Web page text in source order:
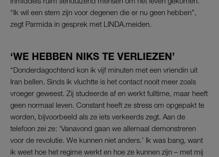
“Ik wil een stem zijn voor degenen die er nu geen hebben”,
zegt Parmida in gesprek met LINDA.meiden.
‘WE HEBBEN NIKS TE VERLIEZEN’
“Donderdagochtend kon ik vijf minuten met een vriendin uit
Iran bellen. Sinds ik vluchtte is het contact nooit meer zoals
vroeger geweest. Zij studeerde af en werkt fulltime, maar heeft
geen normaal leven. Constant heeft ze stress om opgepakt te
worden, bijvoorbeeld als ze iets verkeerds zegt. Aan de
telefoon zei ze: ‘Vanavond gaan we allemaal demonstreren
voor de revolutie. We kunnen niet anders.’ Ik was bang, want
ik weet hoe het regime werkt en hoe ze kunnen zijn – met mij